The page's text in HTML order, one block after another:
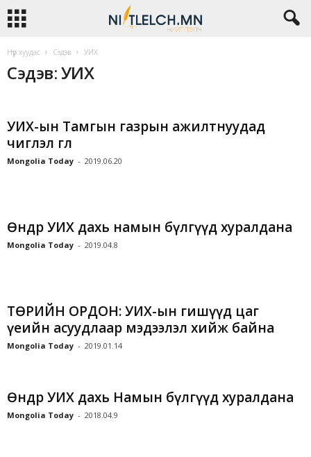
Нүүр хуудас Сэдэв УИХ
Сэдэв: УИХ
УИХ-ын Тамгын газрын ажилтнуудад
чиглэл өглөө
Mongolia Today - 2019.06.20
Өнөөдөр УИХ дахь намын бүлгүүд хуралдана
Mongolia Today - 2019.04.8
ТӨРИЙН ОРДОН: УИХ-ын гишүүд цаг
үеийн асуудлаар мэдээлэл хийж байна
Mongolia Today - 2019.01.14
Өнөөдөр УИХ дахь Намын бүлгүүд хуралдана
Mongolia Today - 2018.04.9